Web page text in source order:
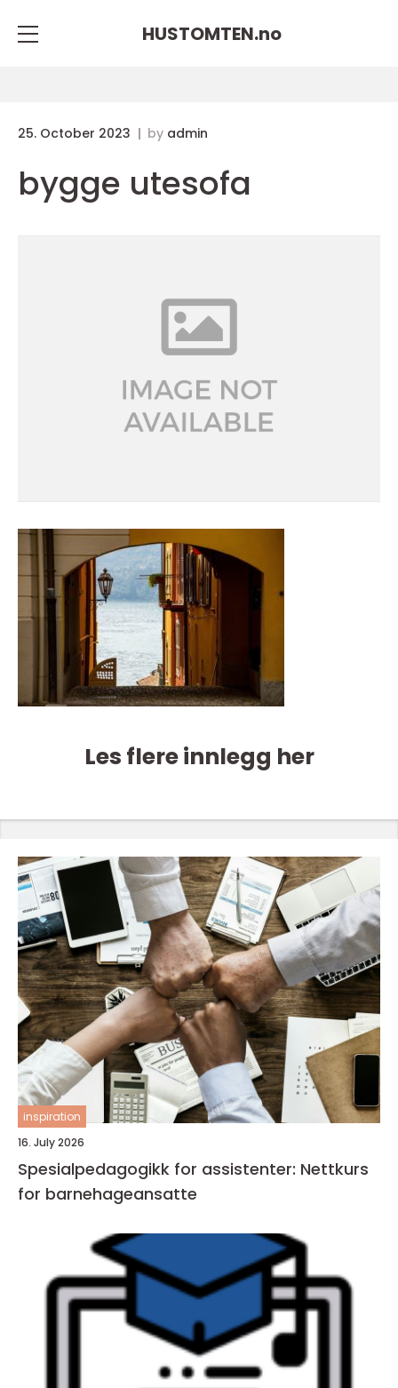
HUSTOMTEN.no
25. October 2023 by admin
bygge utesofa
Les flere innlegg her
inspiration
16. July 2026
Spesialpedagogikk for assistenter: Nettkurs
for barnehageansatte